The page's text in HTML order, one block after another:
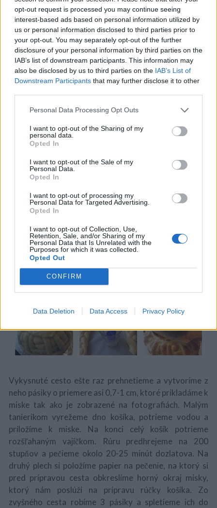
opt-out request is processed you may continue seeing
interest-based ads based on personal information utilized by
us or personal information disclosed to third parties prior to
your opt-out. You may separately opt-out of the further
disclosure of your personal information by third parties on the
IAB’s list of downstream participants. This information may
also be disclosed by us to third parties on the IAB’s List of
Downstream Participants that may further disclose it to other
Personal Data Processing Opt Outs
I want to opt-out of the Sharing of my
personal data.
Opted In
I want to opt-out of the Sale of my
Personal Data.
Opted In
I want to opt-out of processing my
Personal Data for Targeted Advertising.
Opted In
I want to opt-out of Collection, Use,
Retention, Sale, and/or Sharing of my
Personal Data that Is Unrelated with the
Purposes for which it was collected.
Opted Out
CONFIRM
Data Deletion Data Access Privacy Policy
Múku preosejeme do väčšej misy a primiešame k nej
soľ. Mlieko mierne ohrejeme a odlejeme z neho 1/2
pohára. Do 1/2 pohára mlieka pridáme droždie, 1/2
lyžičky cukru a 3 lyžičky múky – prikryjeme a necháme
naboptnať. Dve vajcia vymiešame s 5 lyžicami cukru.
Maslo roztopíme. Do preosiatej múky vylejeme 2
zostávajúce poháre mlieka, pridáme droždie, vajcia s
cukrom a roztopené maslo. Všetko dôkladne
vykysnúť na teplom mieste. Misku obalíme alobalom a
plech vystelieme papierom na pečenie alebo alobalom.
Vykysnuté cesto ešte raz prehnetieme a vytvoríme z
neho pásiky o priemere asi 0,7-1 cm, ktoré prikladáme k
miske tak ako je zobrazené na fotografiách. Malým
tanierikom vyrežeme dno košíka, potrieme vodou a
priložíme k miske. Na konci celý košík potrieme
rozšľahaným vajíčkom. Rúru predhrejeme na 200
stupňov a pečieme okolo 20-25 minút dozlatova. Na
druhý plech si položíme papier na pečenie, na ktorý si
pred prípravou cesta obkreslíme horný okraj misky,
ktorý nám poslúži na prípravu rúčky košíka. Zo
zvyšného cesta robíme 3 pásiky a spletieme ich do